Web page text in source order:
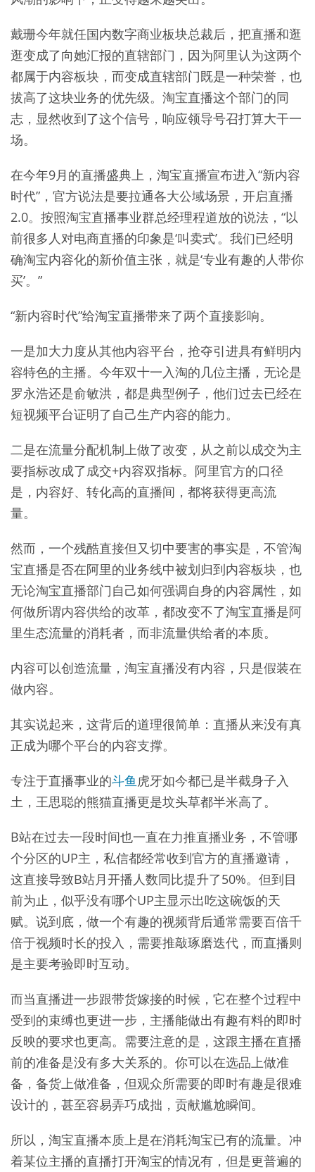
戴珊今年就任国内数字商业板块总裁后，把直播和逛
逛变成了向她汇报的直辖部门，因为阿里认为这两个
都属于内容板块，而变成直辖部门既是一种荣誉，也
拔高了这块业务的优先级。淘宝直播这个部门的同
志，显然收到了这个信号，响应领导号召打算大干一
场。
在今年9月的直播盛典上，淘宝直播宣布进入“新内容
时代”，官方说法是要拉通各大公域场景，开启直播
2.0。按照淘宝直播事业群总经理程道放的说法，“以
前很多人对电商直播的印象是‘叫卖式’。我们已经明
确淘宝内容化的新价值主张，就是‘专业有趣的人带你
买’。”
“新内容时代”给淘宝直播带来了两个直接影响。
一是加大力度从其他内容平台，抢夺引进具有鲜明内
容特色的主播。今年双十一入淘的几位主播，无论是
罗永浩还是俞敏洪，都是典型例子，他们过去已经在
短视频平台证明了自己生产内容的能力。
二是在流量分配机制上做了改变，从之前以成交为主
要指标改成了成交+内容双指标。阿里官方的口径
是，内容好、转化高的直播间，都将获得更高流
量。
然而，一个残酷直接但又切中要害的事实是，不管淘
宝直播是否在阿里的业务线中被划归到内容板块，也
无论淘宝直播部门自己如何强调自身的内容属性，如
何做所谓内容供给的改革，都改变不了淘宝直播是阿
里生态流量的消耗者，而非流量供给者的本质。
内容可以创造流量，淘宝直播没有内容，只是假装在
做内容。
其实说起来，这背后的道理很简单：直播从来没有真
正成为哪个平台的内容支撑。
专注于直播事业的斗鱼 虎牙如今都已是半截身子入
土，王思聪的熊猫直播更是坟头草都半米高了。
B站在过去一段时间也一直在力推直播业务，不管哪
个分区的UP主，私信都经常收到官方的直播邀请，
这直接导致B站月开播人数同比提升了50%。但到目
前为止，似乎没有哪个UP主显示出吃这碗饭的天
赋。说到底，做一个有趣的视频背后通常需要百倍千
倍于视频时长的投入，需要推敲琢磨迭代，而直播则
是主要考验即时互动。
而当直播进一步跟带货嫁接的时候，它在整个过程中
受到的束缚也更进一步，主播能做出有趣有料的即时
反映的要求也更高。需要注意的是，这跟主播在直播
前的准备是没有多大关系的。你可以在选品上做准
备，备货上做准备，但观众所需要的即时有趣是很难
设计的，甚至容易弄巧成拙，贡献尴尬瞬间。
所以，淘宝直播本质上是在消耗淘宝已有的流量。冲
着某位主播的直播打开淘宝的情况有，但是更普遍的